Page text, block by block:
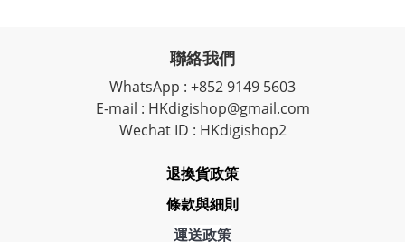
聯絡我們
WhatsApp : +852 9149 5603
E-mail : HKdigishop@gmail.com
Wechat ID : HKdigishop2
退換貨政策
條款與細則
運送政策